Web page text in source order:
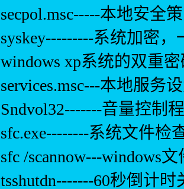
secpol.msc-----本地安全
syskey---------系统加密
windows xp系统的双重
services.msc---本地服务
Sndvol32-------音量控制
sfc.exe--------系统文件检
sfc /scannow---windows
tsshutdn-------60秒倒计时